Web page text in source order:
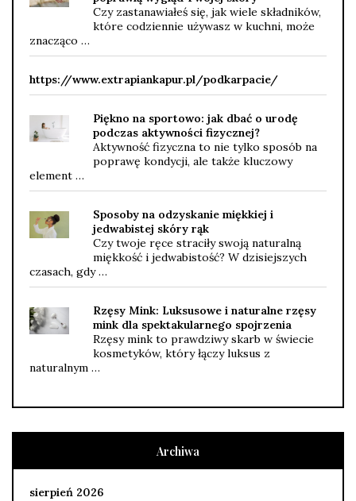
Czy zastanawiałeś się, jak wiele składników,
które codziennie używasz w kuchni, może
znacząco …
https://www.extrapiankapur.pl/podkarpacie/
Piękno na sportowo: jak dbać o urodę
podczas aktywności fizycznej?
Aktywność fizyczna to nie tylko sposób na
poprawę kondycji, ale także kluczowy
element …
Sposoby na odzyskanie miękkiej i
jedwabistej skóry rąk
Czy twoje ręce straciły swoją naturalną
miękkość i jedwabistość? W dzisiejszych
czasach, gdy …
Rzęsy Mink: Luksusowe i naturalne rzęsy
mink dla spektakularnego spojrzenia
Rzęsy mink to prawdziwy skarb w świecie
kosmetyków, który łączy luksus z
naturalnym …
Archiwa
sierpień 2026